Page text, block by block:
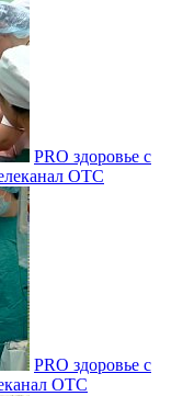
PRO здоровье с
ОТС
PRO здоровье с
ОТС